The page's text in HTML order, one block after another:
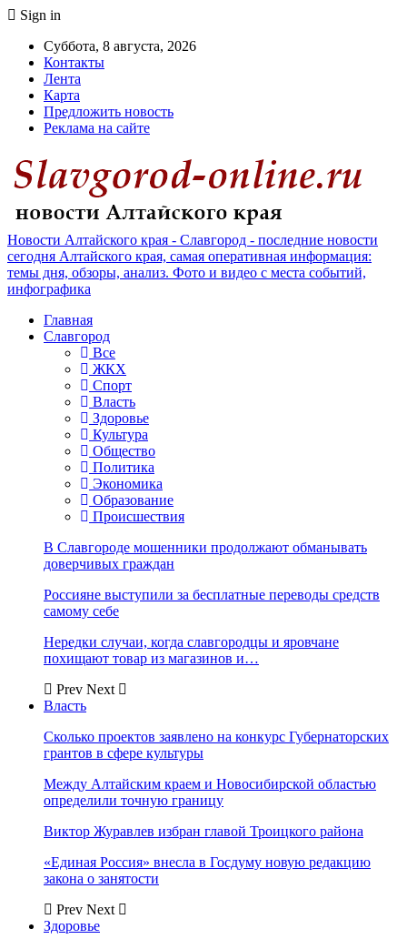
Sign in
Суббота, 8 августа, 2026
Контакты
Лента
Карта
Предложить новость
Реклама на сайте
Новости Алтайского края - Славгород - последние новости
сегодня Алтайского края, самая оперативная информация:
темы дня, обзоры, анализ. Фото и видео с места событий,
инфографика
Главная
Славгород
Все
ЖКХ
Спорт
Власть
Здоровье
Культура
Общество
Политика
Экономика
Образование
Происшествия
В Славгороде мошенники продолжают обманывать
доверчивых граждан
Россияне выступили за бесплатные переводы средств
самому себе
Нередки случаи, когда славгородцы и яровчане
похищают товар из магазинов и…
Prev Next
Власть
Сколько проектов заявлено на конкурс Губернаторских
грантов в сфере культуры
Между Алтайским краем и Новосибирской областью
определили точную границу
Виктор Журавлев избран главой Троицкого района
«Единая Россия» внесла в Госдуму новую редакцию
закона о занятости
Prev Next
Здоровье